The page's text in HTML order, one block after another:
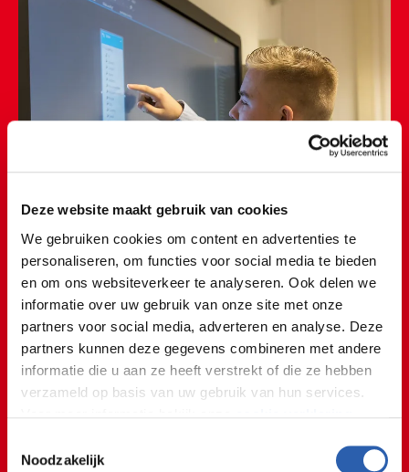
Deze website maakt gebruik van cookies
We gebruiken cookies om content en advertenties te
personaliseren, om functies voor social media te bieden
en om ons websiteverkeer te analyseren. Ook delen we
informatie over uw gebruik van onze site met onze
partners voor social media, adverteren en analyse. Deze
partners kunnen deze gegevens combineren met andere
informatie die u aan ze heeft verstrekt of die ze hebben
verzameld op basis van uw gebruik van hun services.
We werken samen met
die uw gegevens
Noodzakelijk